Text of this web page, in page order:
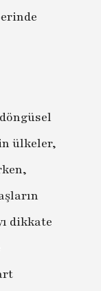
ülkeler,
dikkate